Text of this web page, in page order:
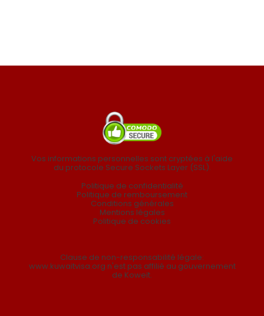
Vos informations personnelles sont cryptées à l'aide
du protocole Secure Sockets Layer (SSL).
Politique de confidentialité
Politique de remboursement
Conditions générales
Mentions légales
Politique de cookies
Clause de non-responsabilité légale:
www.kuwaitvisa.org n'est pas affilié au gouvernement
de Koweït.